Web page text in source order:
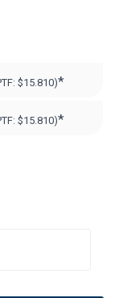
$15.810)*
$15.810)*